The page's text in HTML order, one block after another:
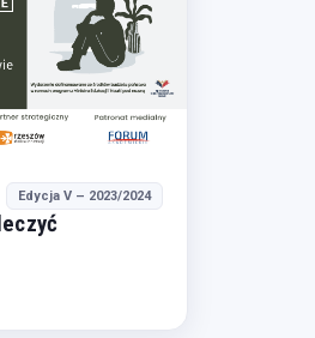
Edycja V – 2023/2024